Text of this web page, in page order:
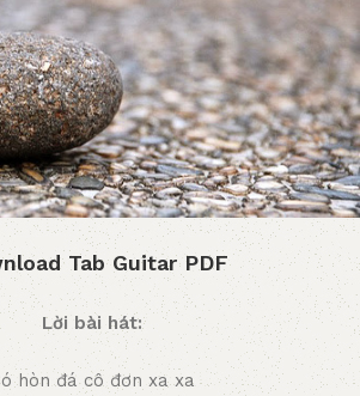
Tab Guitar PDF
Lời bài hát:
hòn đá cô đơn xa xa